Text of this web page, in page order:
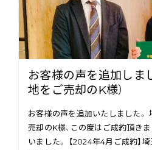
お客様の声を追加しま
地をご売却のK様）
お客様の声を追加いたしました。
売却のK様、この度はご成約頂き
いました。 【2024年4月ご成約】